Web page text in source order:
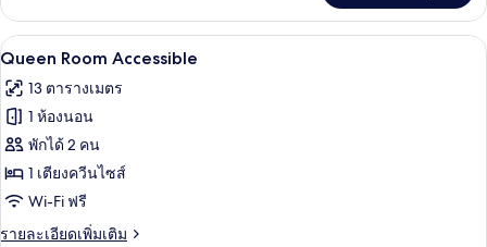
เกี่ยว
กับ
Queen
เปิด
ภาพถ่าย
ทั้งหมด
ของ
Queen
Room
Accessible
Queen Room Accessible | โต๊ะทำง
7
Queen Room Accessible
13 ตารางเมตร
1 ห้องนอน
พักได้ 2 คน
1 เตียงควีนไซส์
Wi-Fi ฟรี
รายละเอียดเพิ่มเติม
ราย